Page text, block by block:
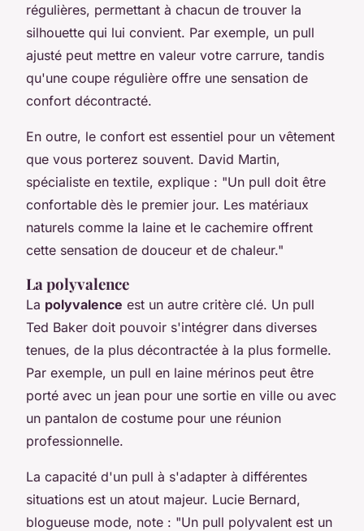
régulières, permettant à chacun de trouver la
silhouette qui lui convient. Par exemple, un pull
ajusté peut mettre en valeur votre carrure, tandis
qu'une coupe régulière offre une sensation de
confort décontracté.
En outre, le confort est essentiel pour un vêtement
que vous porterez souvent. David Martin,
spécialiste en textile, explique : "Un pull doit être
confortable dès le premier jour. Les matériaux
naturels comme la laine et le cachemire offrent
cette sensation de douceur et de chaleur."
La polyvalence
La polyvalence est un autre critère clé. Un pull
Ted Baker doit pouvoir s'intégrer dans diverses
tenues, de la plus décontractée à la plus formelle.
Par exemple, un pull en laine mérinos peut être
porté avec un jean pour une sortie en ville ou avec
un pantalon de costume pour une réunion
professionnelle.
La capacité d'un pull à s'adapter à différentes
situations est un atout majeur. Lucie Bernard,
blogueuse mode, note : "Un pull polyvalent est un